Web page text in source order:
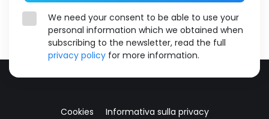
We need your consent to be able to use your
personal information which we obtained when
subscribing to the newsletter, read the full
privacy policy for more information.
Cookies
Informativa sulla privacy